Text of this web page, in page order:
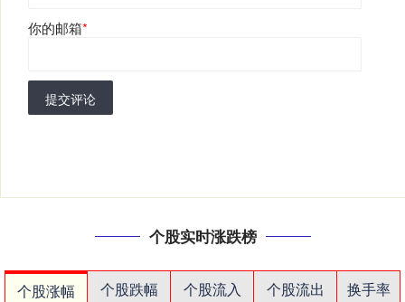
你的邮箱*
提交评论
个股实时涨跌榜
个股涨幅 个股跌幅 个股流入 个股流出
换手率